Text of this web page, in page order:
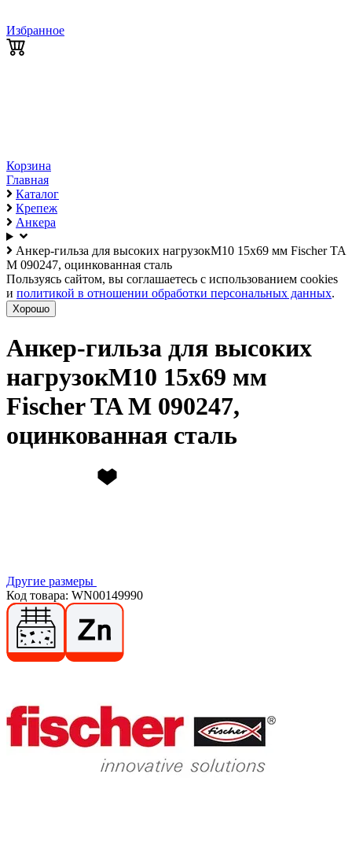
Избранное
Корзина
Главная
Каталог
Крепеж
Анкера
Анкер-гильза для высоких нагрузокМ10 15х69 мм Fischer TA
M 090247, оцинкованная сталь
Пользуясь сайтом, вы соглашаетесь с использованием cookies
и политикой в отношении обработки персональных данных.
Хорошо
Анкер-гильза для высоких
нагрузокМ10 15х69 мм
Fischer TA M 090247,
оцинкованная сталь
Другие размеры
Код товара: WN00149990